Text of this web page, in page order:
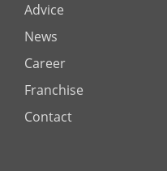
Advice
News
Career
Franchise
Contact